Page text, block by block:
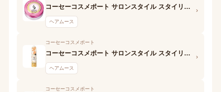
コーセーコスメポート サロンスタイル スタイリングムース (ボリュームダウン)
ヘアムース
›
コーセーコスメポート
コーセーコスメポート サロンスタイル スタイリングムース (ナチュラルウェービー)
ヘアムース
›
コーセーコスメポート